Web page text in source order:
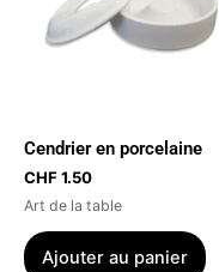
Cendrier en porcelaine
CHF1.50
Art de la table
Ajouter au panier